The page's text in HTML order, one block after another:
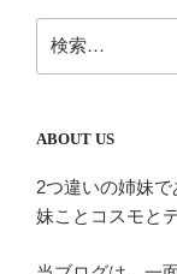
シ
ョ
索:
ABOUT US
2つ違いの姉妹
妹ことコスモと